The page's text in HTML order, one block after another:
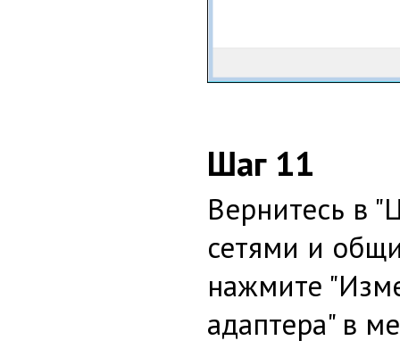
Шаг 11
Вернитесь в
сетями и
нажмите
адаптера" в